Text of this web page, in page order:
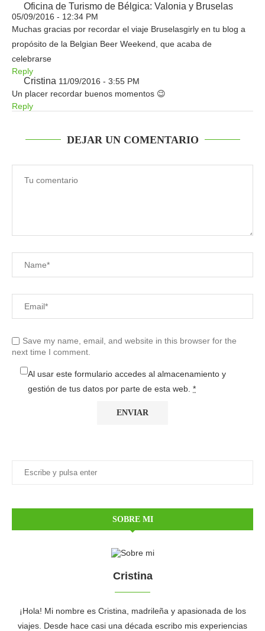
Oficina de Turismo de Bélgica: Valonia y Bruselas
05/09/2016 - 12:34 PM
Muchas gracias por recordar el viaje Bruselasgirly en tu blog a
propósito de la Belgian Beer Weekend, que acaba de
celebrarse
Reply
Cristina 11/09/2016 - 3:55 PM
Un placer recordar buenos momentos 😉
Reply
DEJAR UN COMENTARIO
Save my name, email, and website in this browser for the
next time I comment.
Al usar este formulario accedes al almacenamiento y
gestión de tus datos por parte de esta web. *
SOBRE MI
Cristina
¡Hola! Mi nombre es Cristina, madrileña y apasionada de los
viajes. Desde hace casi una década escribo mis experiencias